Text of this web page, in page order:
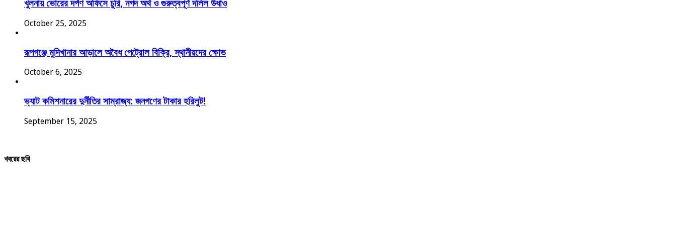
খুলনায় ভোরের দর্পণ অফিসে চুরি, নগদ অর্থ ও গুরুত্বপূর্ণ দলিল উধাও
October 25, 2025
রূপগঞ্জে মুদিখানার আড়ালে অবৈধ পেট্রোল বিক্রি, স্থানীয়দের ক্ষোভ
October 6, 2025
ভ্যাট কমিশনারের দুর্নীতির সাম্রাজ্য: জনগণের টাকার হরিলুট!
September 15, 2025
খবরের ছবি